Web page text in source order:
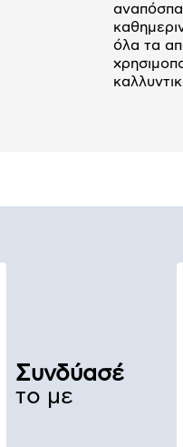
όλα τα
Συνδύασέ
το με